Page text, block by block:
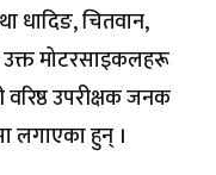
धादिङ, चितवान,
उक्त मोटरसाइकलहरू
उपरीक्षक जनक
लगाएका हुन् ।